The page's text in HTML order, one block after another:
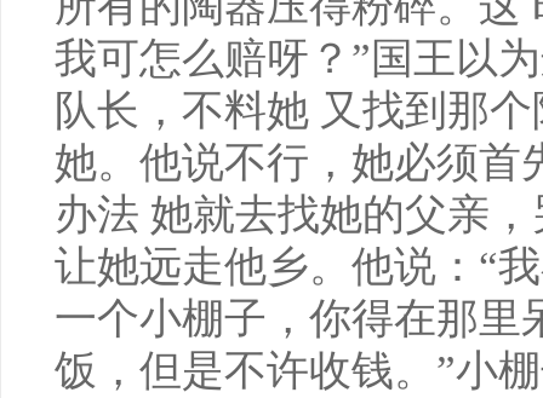
我可怎么赔呀？”国王以
队长，不料她 又找到那
她。他说不行，她必须首
办法 她就去找她的父亲
让她远走他乡。他说：“
一个小棚子，你得在那里
饭，但是不许收钱。”小